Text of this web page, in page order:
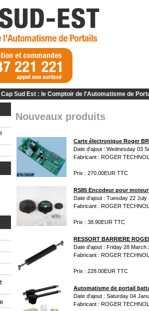
Cap Sud Est : le Comptoir de l'Automatisme de
Nouveaux produits
Carte électronique Roger
Date d'ajout : Wednesday 03
Fabricant : ROGER
Prix : 270.00EUR TTC
RS85 Encodeur pour
Date d'ajout : Tuesday 22 July
Fabricant : ROGER
Prix : 38.90EUR TTC
RESSORT BARRIERE
Date d'ajout : Friday 28 March
Fabricant : ROGER
Prix : 228.00EUR TTC
Automatisme de portail
Date d'ajout : Saturday 04
Fabricant : ROGER